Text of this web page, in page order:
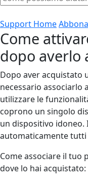
Support Home
Come
dopo averlo
Dopo aver acquistato
necessario
utilizzare le
coprono un singolo
un dispositivo idoneo.
automaticamente
Come associare il tuo
dove lo hai acquistato: